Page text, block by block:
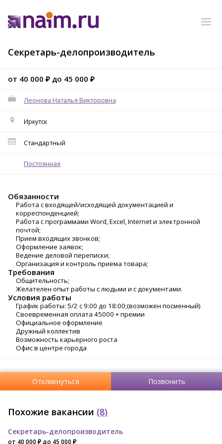
Секретарь-делопроизводитель
от 40 000 ₽ до 45 000 ₽
Леонова Наталья Викторовна
Иркутск
Стандартный
Постоянная
Обязанности
Работа с входящей/исходящей документацией и
корреспонденцией;
Работа с программами Word, Excel, Internet и электронной
почтой;
Прием входящих звонков;
Оформление заявок;
Ведение деловой переписки;
Организация и контроль приема товара;
Требования
Общительность;
Желателен опыт работы с людьми и с документами.
Условия работы
График работы: 5/2 с 9:00 до 18:00;(возможен посменный)
Своевременная оплата 45000 + премии
Официальное оформление
Дружный коллектив
Возможность карьерного роста
Офис в центре города
Откликнуться Позвонить
Похожие вакансии (8)
Секретарь-делопроизводитель
от 40 000 ₽ до 45 000 ₽